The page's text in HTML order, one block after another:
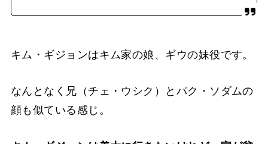
キム・ギジョンはキム家の娘、ギウの妹役です。
なんとなく兄（チェ・ウシク）とパク・ソダムの
顔も似ている感じ。